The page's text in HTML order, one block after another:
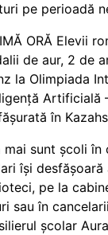
pe perioadă
ORĂ Elevii
de aur, 2 de
la Olimpiada
Artificială
în
mai sunt școli în
își
pe la
sau în
școlar